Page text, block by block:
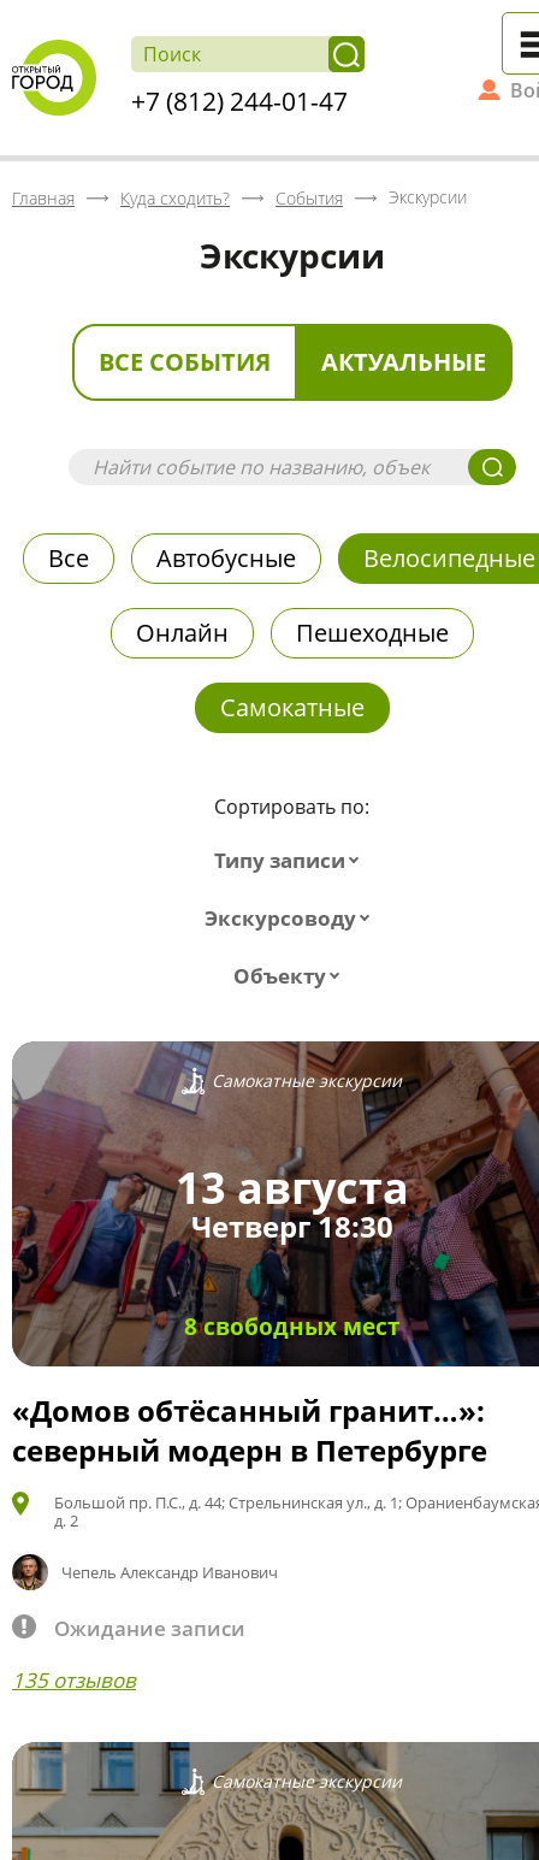
+7 (812) 244-01-47
Главная Куда сходить? События Экскурсии
Экскурсии
ВСЕ СОБЫТИЯ АКТУАЛЬНЫЕ
Все Автобусные Велосипедные
Онлайн Пешеходные
Самокатные
Сортировать по:
Типу записи
Экскурсоводу
Объекту
Самокатные экскурсии
13 августа
Четверг 18:30
8 свободных мест
«Домов обтёсанный гранит…»:
северный модерн в Петербурге
Большой пр. П.С., д. 44; Стрельнинская ул., д. 1;
д. 2
Чепель Александр Иванович
Ожидание записи
135 отзывов
Самокатные экскурсии